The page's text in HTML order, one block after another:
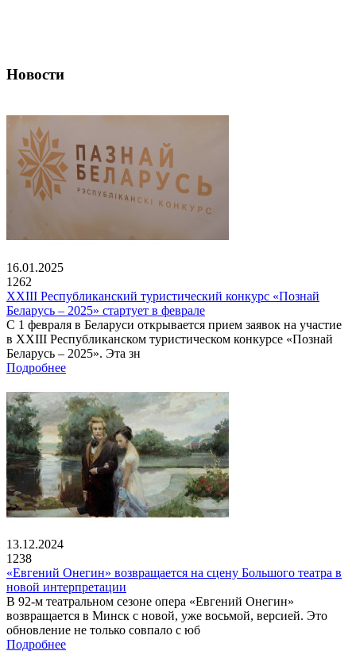
Новости
16.01.2025
1262
XXIII Республиканский туристический конкурс «Познай
Беларусь – 2025» стартует в феврале
С 1 февраля в Беларуси открывается прием заявок на участие
в XXIII Республиканском туристическом конкурсе «Познай
Беларусь – 2025». Эта зн
Подробнее
13.12.2024
1238
«Евгений Онегин» возвращается на сцену Большого театра в
новой интерпретации
В 92-м театральном сезоне опера «Евгений Онегин»
возвращается в Минск с новой, уже восьмой, версией. Это
обновление не только совпало с юб
Подробнее